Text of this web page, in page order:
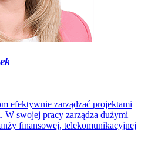
efektywnie zarządzać projektami
W swojej pracy zarządza dużymi
finansowej, telekomunikacyjnej